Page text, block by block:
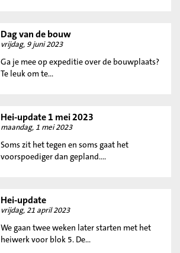
Dag van de bouw
vrijdag, 9 juni 2023
Ga je mee op expeditie over de bouwplaats?
Te leuk om te...
Hei-update 1 mei 2023
maandag, 1 mei 2023
Soms zit het tegen en soms gaat het
voorspoediger dan gepland....
Hei-update
vrijdag, 21 april 2023
We gaan twee weken later starten met het
heiwerk voor blok 5. De...